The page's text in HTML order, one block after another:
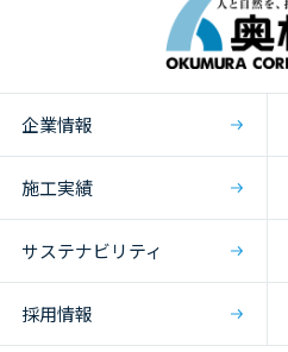
企業情報
施工実績
サステナビリティ
採用情報